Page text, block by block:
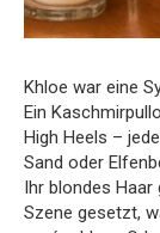
Khloe war eine
Ein
High Heels –
Sand oder
Ihr blondes
Szene gesetzt,